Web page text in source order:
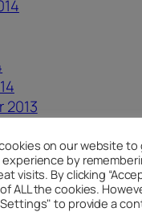
2013
2013
on our website
experience by
visits. By clicking
ALL the cookies.
to provide a